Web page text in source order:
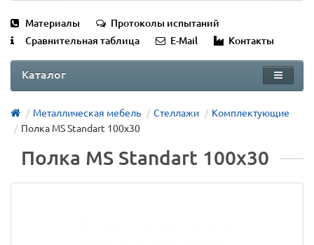
Материалы
Протоколы испытаний
Сравнительная таблица
E-Mail Контакты
Каталог
Металлическая мебель Стеллажи
Комплектующие
Полка MS Standart 100х30
Полка MS Standart 100х30